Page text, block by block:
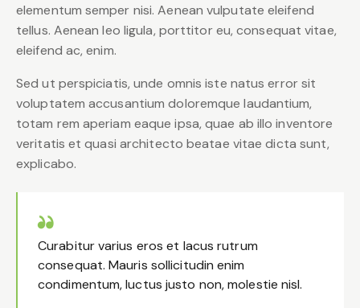
elementum semper nisi. Aenean vulputate eleifend
tellus. Aenean leo ligula, porttitor eu, consequat vitae,
eleifend ac, enim.
Sed ut perspiciatis, unde omnis iste natus error sit
voluptatem accusantium doloremque laudantium,
totam rem aperiam eaque ipsa, quae ab illo inventore
veritatis et quasi architecto beatae vitae dicta sunt,
explicabo.
Curabitur varius eros et lacus rutrum
consequat. Mauris sollicitudin enim
condimentum, luctus justo non, molestie nisl.